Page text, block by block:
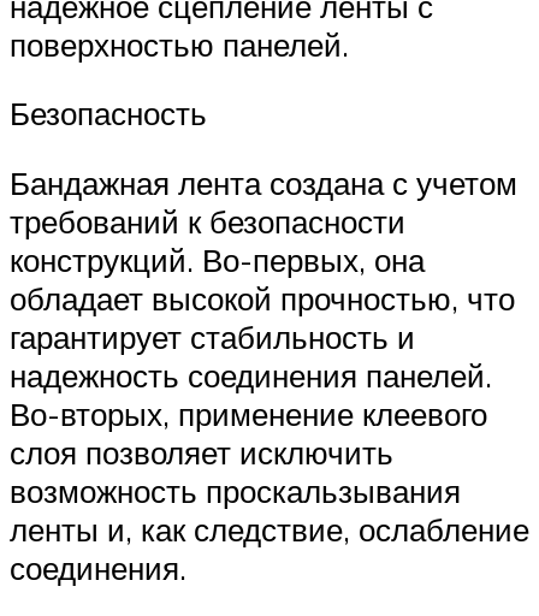
поверхностью панелей.
Безопасность
Бандажная лента создана с учетом
требований к безопасности
конструкций. Во-первых, она
обладает высокой прочностью, что
гарантирует стабильность и
надежность соединения панелей.
Во-вторых, применение клеевого
слоя позволяет исключить
возможность проскальзывания
ленты и, как следствие, ослабление
соединения.